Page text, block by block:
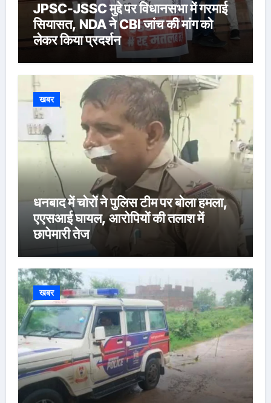
JPSC-JSSC मुद्दे पर विधानसभा में गरमाई
सियासत, NDA ने CBI जांच की मांग को
लेकर किया प्रदर्शन
खबर
धनबाद में चोरों ने पुलिस टीम पर बोला हमला,
एएसआई घायल, आरोपियों की तलाश में
छापेमारी तेज
खबर